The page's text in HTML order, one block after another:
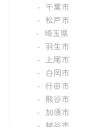
千葉市
松戸市
埼玉県
羽生市
上尾市
白岡市
行田市
熊谷市
加須市